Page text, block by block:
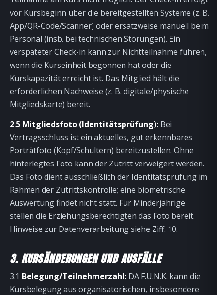
vor Kursbeginn über die bereitgestellten Systeme (z. B.
App/QR-Code/Scanner) oder ersatzweise manuell beim
Personal (insb. bei technischen Störungen). Ein
verspäteter Check-in kann zur Nichtteilnahme führen,
wenn die Kurseinheit begonnen hat oder die
Kurskapazität erreicht ist. Das Mitglied hält die
erforderlichen Nachweise (z. B. digitale/physische
Mitgliedskarte) bereit.
2.5 Mitgliedsfoto (Identitätsprüfung): Bei
Vertragsschluss ist ein aktuelles, gut erkennbares
Porträtfoto (Kopf/Schultern) bereitzustellen. Ohne
hinterlegtes Foto kann der Zutritt verweigert werden.
Das Foto dient ausschließlich der Identitätsprüfung im
Rahmen der Zutrittskontrolle; eine biometrische
Auswertung findet nicht statt. Für Minderjährige
stellen die Erziehungsberechtigten das Foto bereit.
Hinweise zur Datenverarbeitung siehe Ziff. 10.
3. KURSÄNDERUNGEN UND AUSFÄLLE
3.1 Belegung/Teilnehmerzahl: DA F.U.N.K. kann die
Kursbelegung aus organisatorischen, insbesondere